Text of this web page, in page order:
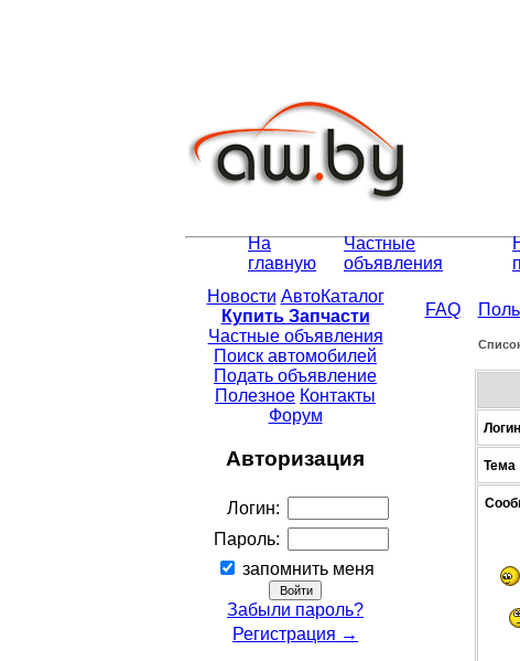
На
главную
Частные
объявления
Новости АвтоКаталог
Купить Запчасти
Частные объявления
Поиск автомобилей
Подать объявление
Полезное Контакты
Форум
Авторизация
Логин:
Пароль:
запомнить меня
Забыли пароль?
Регистрация →
FAQ
Логин
Тема